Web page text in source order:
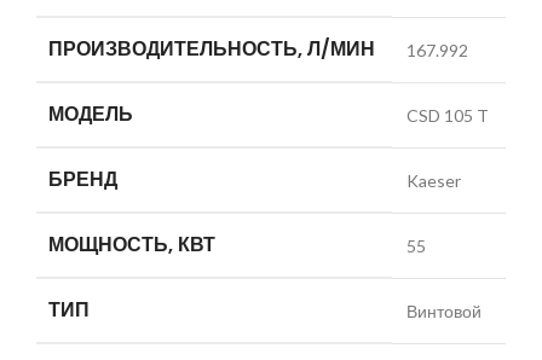
ПРОИЗВОДИТЕЛЬНОСТЬ, Л/МИН 167.992
МОДЕЛЬ CSD 105 T
БРЕНД Kaeser
МОЩНОСТЬ, КВТ 55
ТИП Винтовой